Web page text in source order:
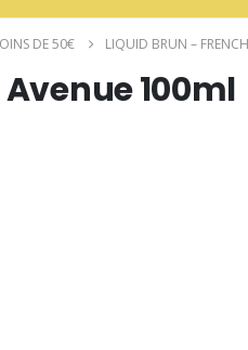
DE 50€ LIQUID BRUN –
100ml